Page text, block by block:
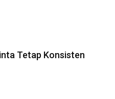
Tetap Konsisten